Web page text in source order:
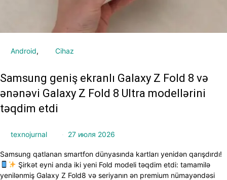
Android Cihaz
Samsung geniş ekranlı Galaxy Z Fold 8 və
ənənəvi Galaxy Z Fold 8 Ultra modellərini
təqdim etdi
texnojurnal 27 июля 2026
Samsung qatlanan smartfon dünyasında kartları yenidən qarışdırdı!
Şirkət eyni anda iki yeni Fold modeli təqdim etdi: tamamilə
yenilənmiş Galaxy Z Fold8 və seriyanın ən premium nümayəndəsi